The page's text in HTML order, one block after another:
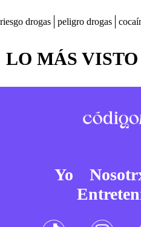
riesgo drogas peligro drogas
LO MÁS VISTO
Yo